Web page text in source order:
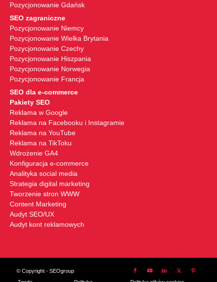
Pozycjonowanie Gdańsk
SEO zagraniczne
Pozycjonowanie Niemcy
Pozycjonowanie Wielka Brytania
Pozycjonowanie Czechy
Pozycjonowanie Hiszpania
Pozycjonowanie Norwegia
Pozycjonowanie Francja
SEO dla e-commerce
Pakiety SEO
Reklama w Google
Reklama na Facebooku i Instagramie
Reklama na YouTube
Reklama na TikToku
Wdrożenie GA4
Konfiguracja e-commerce
Analityka social media
Strategia digital marketing
Tworzenie stron WWW
Content Marketing
Audyt SEO/UX
Audyt kont reklamowych
© Copyright - SEOgroup